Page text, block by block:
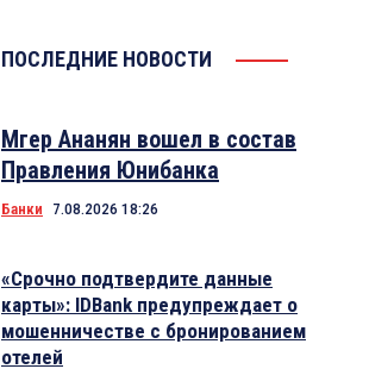
ПОСЛЕДНИЕ НОВОСТИ
Мгер Ананян вошел в состав
Правления Юнибанка
Банки 7.08.2026 18:26
«Срочно подтвердите данные
карты»: IDBank предупреждает о
мошенничестве с бронированием
отелей